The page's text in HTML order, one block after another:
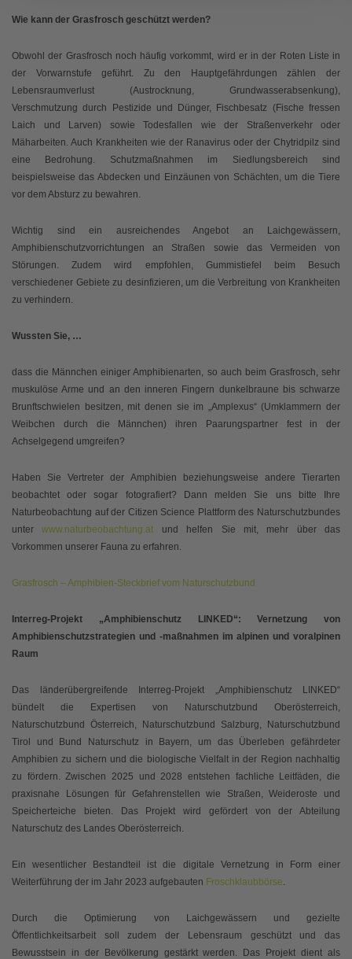
Wie kann der Grasfrosch geschützt werden?
Obwohl der Grasfrosch noch häufig vorkommt, wird er in der Roten Liste in
der Vorwarnstufe geführt. Zu den Hauptgefährdungen zählen der
Lebensraumverlust (Austrocknung, Grundwasserabsenkung),
Verschmutzung durch Pestizide und Dünger, Fischbesatz (Fische fressen
Laich und Larven) sowie Todesfallen wie der Straßenverkehr oder
Mäharbeiten. Auch Krankheiten wie der Ranavirus oder der Chytridpilz sind
eine Bedrohung. Schutzmaßnahmen im Siedlungsbereich sind
beispielsweise das Abdecken und Einzäunen von Schächten, um die Tiere
vor dem Absturz zu bewahren.
Wichtig sind ein ausreichendes Angebot an Laichgewässern,
Amphibienschutzvorrichtungen an Straßen sowie das Vermeiden von
Störungen. Zudem wird empfohlen, Gummistiefel beim Besuch
verschiedener Gebiete zu desinfizieren, um die Verbreitung von Krankheiten
zu verhindern.
Wussten Sie, …
dass die Männchen einiger Amphibienarten, so auch beim Grasfrosch, sehr
muskulöse Arme und an den inneren Fingern dunkelbraune bis schwarze
Brunftschwielen besitzen, mit denen sie im „Amplexus“ (Umklammern der
Weibchen durch die Männchen) ihren Paarungspartner fest in der
Achselgegend umgreifen?
Haben Sie Vertreter der Amphibien beziehungsweise andere Tierarten
beobachtet oder sogar fotografiert? Dann melden Sie uns bitte Ihre
Naturbeobachtung auf der Citizen Science Plattform des Naturschutzbundes
unterwww.naturbeobachtung.at und helfen Sie mit, mehr über das
Vorkommen unserer Fauna zu erfahren.
Grasfrosch – Amphibien-Steckbrief vom Naturschutzbund
Interreg-Projekt „Amphibienschutz LINKED“: Vernetzung von
Amphibienschutzstrategien und -maßnahmen im alpinen und voralpinen
Raum
Das länderübergreifende Interreg-Projekt „Amphibienschutz LINKED“
bündelt die Expertisen von Naturschutzbund Oberösterreich,
Naturschutzbund Österreich, Naturschutzbund Salzburg, Naturschutzbund
Tirol und Bund Naturschutz in Bayern, um das Überleben gefährdeter
Amphibien zu sichern und die biologische Vielfalt in der Region nachhaltig
zu fördern. Zwischen 2025 und 2028 entstehen fachliche Leitfäden, die
praxisnahe Lösungen für Gefahrenstellen wie Straßen, Weideroste und
Speicherteiche bieten. Das Projekt wird gefördert von der Abteilung
Naturschutz des Landes Oberösterreich.
Ein wesentlicher Bestandteil ist die digitale Vernetzung in Form einer
Weiterführung der im Jahr 2023 aufgebauten Froschklaubbörse
Durch die Optimierung von Laichgewässern und gezielte
Öffentlichkeitsarbeit soll zudem der Lebensraum geschützt und das
Bewusstsein in der Bevölkerung gestärkt werden. Das Projekt dient als